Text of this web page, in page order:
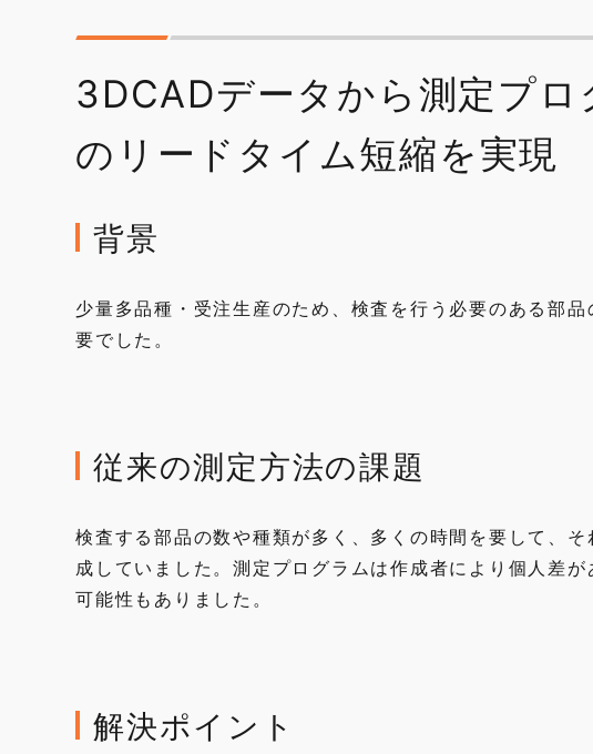
3DCADデータから測定プ
のリードタイム短縮を実現
背景
少量多品種・受注生産のため、検査を行う必要のある部
要でした。
従来の測定方法の課題
検査する部品の数や種類が多く、多くの時間を要して、
成していました。測定プログラムは作成者により個人差
可能性もありました。
解決ポイント